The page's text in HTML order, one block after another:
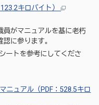
キロバイト）
がマニュアルを基に老朽
に参ります。
ートを参考にしてくださ
ニュアル（PDF：528.5キロ